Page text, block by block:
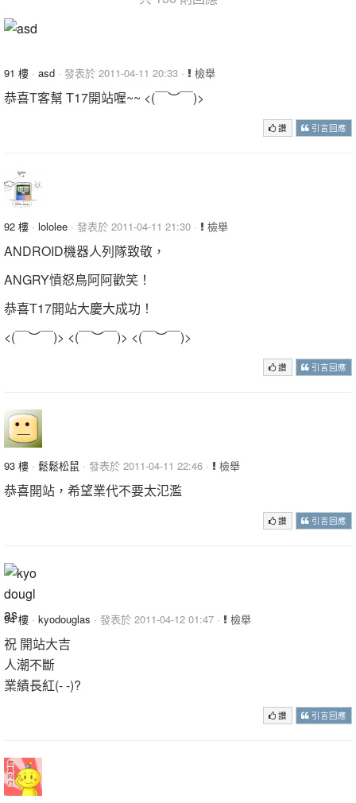
91 樓 · asd · 發表於 2011-04-11 20:33 · 檢舉
恭喜T客幫 T17開站喔~~ <(￣︶￣)>
讚 引言回應
92 樓 · lololee · 發表於 2011-04-11 21:30 · 檢舉
ANDROID機器人列隊致敬，
ANGRY憤怒鳥阿阿歡笑！
恭喜T17開站大慶大成功！
<(￣︶￣)> <(￣︶￣)> <(￣︶￣)>
讚 引言回應
93 樓 · 鬆鬆松鼠 · 發表於 2011-04-11 22:46 · 檢舉
恭喜開站，希望業代不要太氾濫
讚 引言回應
94 樓 · kyodouglas · 發表於 2011-04-12 01:47 · 檢舉
祝 開站大吉
人潮不斷
業績長紅(- -)?
讚 引言回應